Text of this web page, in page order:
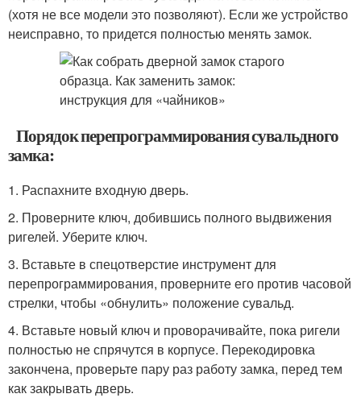
(хотя не все модели это позволяют). Если же устройство
неисправно, то придется полностью менять замок.
Порядок перепрограммирования сувальдного
замка:
1. Распахните входную дверь.
2. Проверните ключ, добившись полного выдвижения
ригелей. Уберите ключ.
3. Вставьте в спецотверстие инструмент для
перепрограммирования, проверните его против часовой
стрелки, чтобы «обнулить» положение сувальд.
4. Вставьте новый ключ и проворачивайте, пока ригели
полностью не спрячутся в корпусе. Перекодировка
закончена, проверьте пару раз работу замка, перед тем
как закрывать дверь.